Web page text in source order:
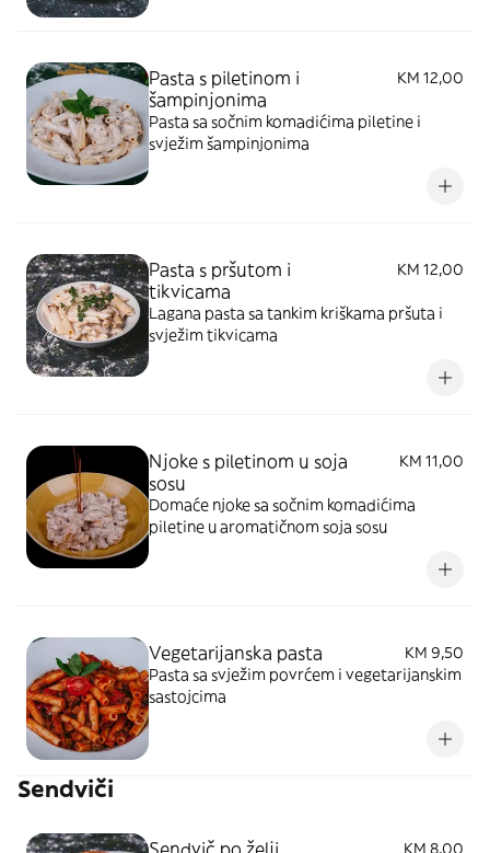
Pasta s piletinom i
šampinjonima
KM 12,00
Pasta sa sočnim komadićima piletine i
svježim šampinjonima
Pasta s pršutom i
tikvicama
KM 12,00
Lagana pasta sa tankim kriškama pršuta i
svježim tikvicama
Njoke s piletinom u soja
sosu
KM 11,00
Domaće njoke sa sočnim komadićima
piletine u aromatičnom soja sosu
Vegetarijanska pasta
KM 9,50
Pasta sa svježim povrćem i vegetarijanskim
sastojcima
Sendviči
Sendvič po želji
KM 8,00